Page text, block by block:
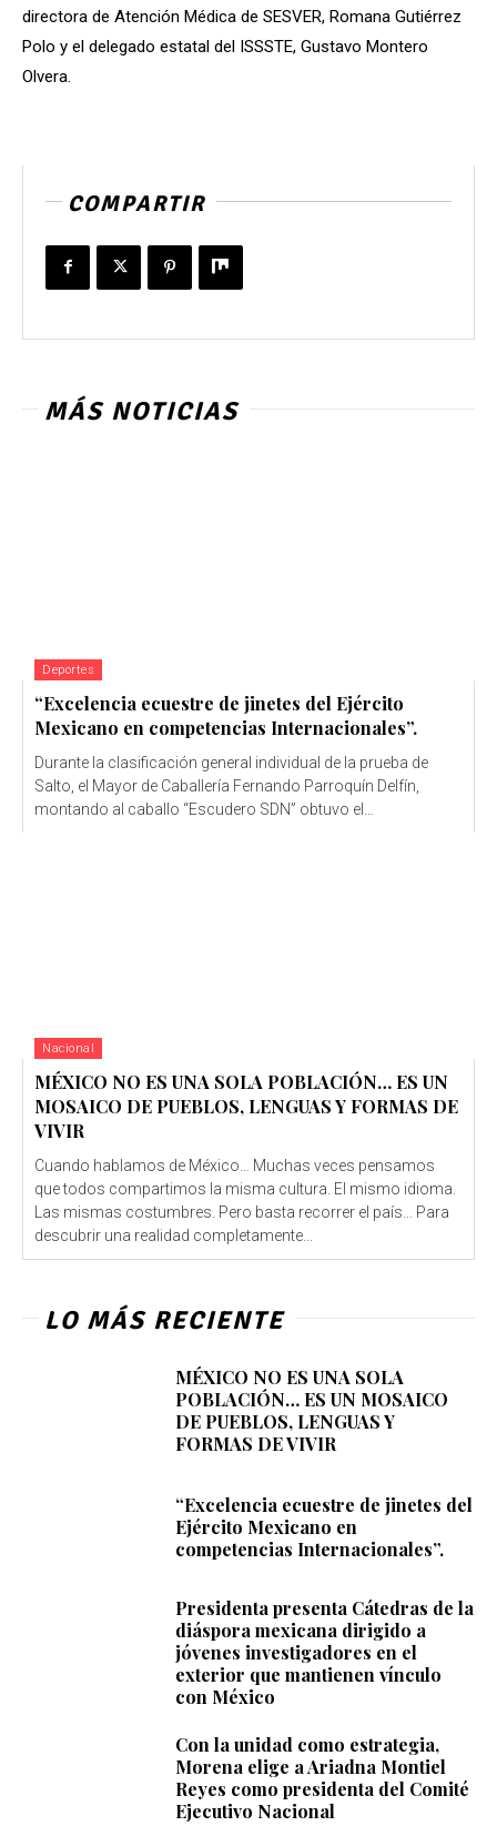
directora de Atención Médica de SESVER, Romana Gutiérrez
Polo y el delegado estatal del ISSSTE, Gustavo Montero
Olvera.
COMPARTIR
MÁS NOTICIAS
Deportes
“Excelencia ecuestre de jinetes del Ejército
Mexicano en competencias Internacionales”.
Durante la clasificación general individual de la prueba de
Salto, el Mayor de Caballería Fernando Parroquín Delfín,
montando al caballo “Escudero SDN” obtuvo el...
Nacional
MÉXICO NO ES UNA SOLA POBLACIÓN… ES UN
MOSAICO DE PUEBLOS, LENGUAS Y FORMAS DE
VIVIR
Cuando hablamos de México… Muchas veces pensamos
que todos compartimos la misma cultura. El mismo idioma.
Las mismas costumbres. Pero basta recorrer el país… Para
descubrir una realidad completamente...
LO MÁS RECIENTE
MÉXICO NO ES UNA SOLA
POBLACIÓN… ES UN MOSAICO
DE PUEBLOS, LENGUAS Y
FORMAS DE VIVIR
“Excelencia ecuestre de jinetes del
Ejército Mexicano en
competencias Internacionales”.
Presidenta presenta Cátedras de la
diáspora mexicana dirigido a
jóvenes investigadores en el
exterior que mantienen vínculo
con México
Con la unidad como estrategia,
Morena elige a Ariadna Montiel
Reyes como presidenta del Comité
Ejecutivo Nacional